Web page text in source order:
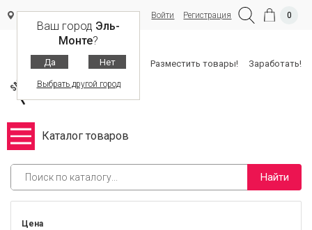
Ваш город Эль-
Монте?
Да Нет
Выбрать другой город
Войти Регистрация 0
Разместить товары! Заработать!
Каталог товаров
Найти
Цена